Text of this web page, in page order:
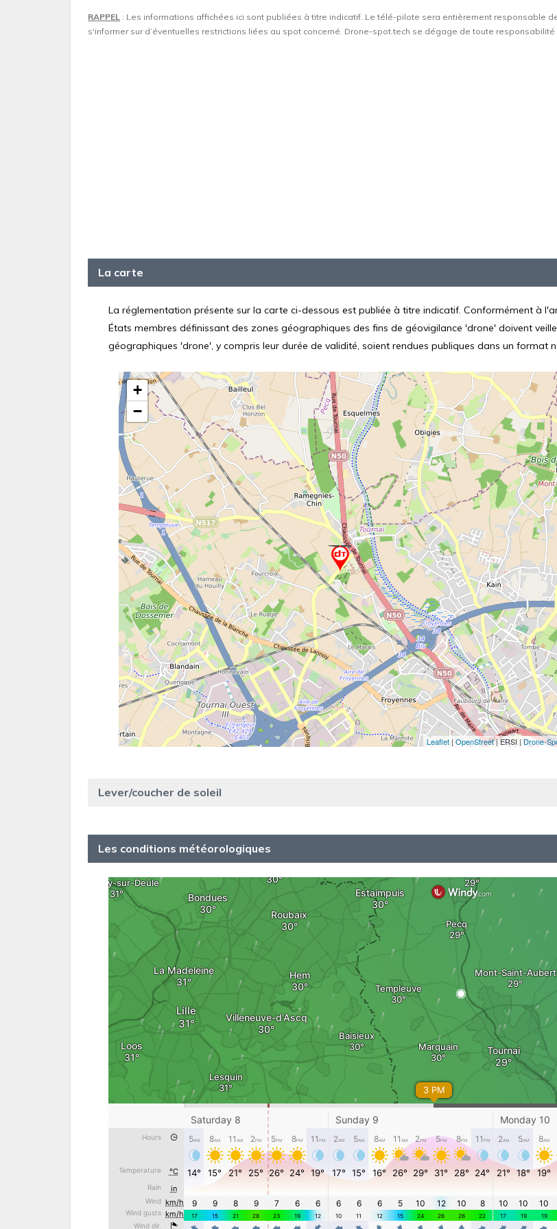
RAPPEL : Les informations affichées ici sont publiées à titre indicatif. Le télé-pilote sera entièrement responsable
s'informer sur d’éventuelles restrictions liées au spot concerné. Drone-spot.tech se dégage de toute responsabilité
La carte
La réglementation présente sur la carte ci-dessous est publiée à titre indicatif. Conformément à
États membres définissant des zones géographiques des fins de géovigilance 'drone' doivent
géographiques 'drone', y compris leur durée de validité, soient rendues publiques dans un format
Lever/coucher de soleil
Les conditions météorologiques